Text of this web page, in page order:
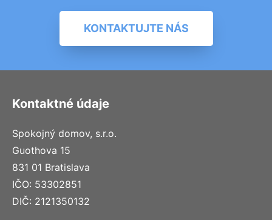
KONTAKTUJTE NÁS
Kontaktné údaje
Spokojný domov, s.r.o.
Guothova 15
831 01 Bratislava
IČO: 53302851
DIČ: 2121350132